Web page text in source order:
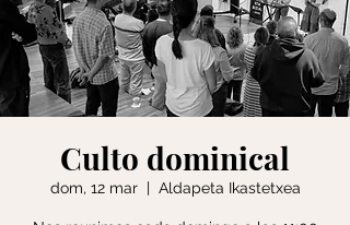
Culto dominical
dom, 12 mar
  |
Aldapeta Ikastetxea